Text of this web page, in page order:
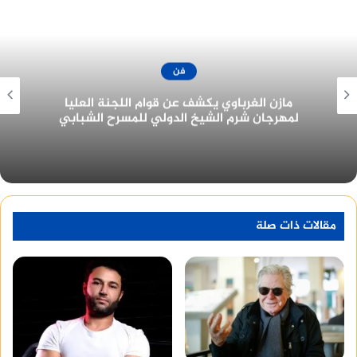
فن
جزيرة غمام يحتل نصيب الأسد من جوائز مهرجان
القاهرة للدراما في دورته الأولى ٢٠٢٢
مقالات ذات صلة